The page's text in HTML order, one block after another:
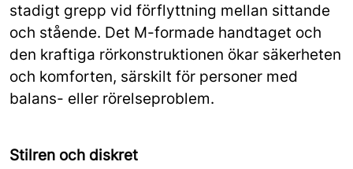
stadigt grepp vid förflyttning mellan sittande
och stående. Det M-formade handtaget och
den kraftiga rörkonstruktionen ökar säkerheten
och komforten, särskilt för personer med
balans- eller rörelseproblem.
Stilren och diskret